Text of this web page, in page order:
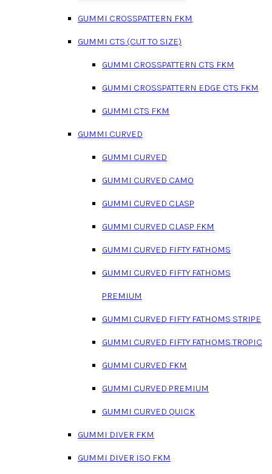
GUMMI CROSSPATTERN FKM
GUMMI CTS (CUT TO SIZE)
GUMMI CROSSPATTERN CTS FKM
GUMMI CROSSPATTERN EDGE CTS FKM
GUMMI CTS FKM
GUMMI CURVED
GUMMI CURVED
GUMMI CURVED CAMO
GUMMI CURVED CLASP
GUMMI CURVED CLASP FKM
GUMMI CURVED FIFTY FATHOMS
GUMMI CURVED FIFTY FATHOMS
PREMIUM
GUMMI CURVED FIFTY FATHOMS STRIPE
GUMMI CURVED FIFTY FATHOMS TROPIC
GUMMI CURVED FKM
GUMMI CURVED PREMIUM
GUMMI CURVED QUICK
GUMMI DIVER FKM
GUMMI DIVER ISO FKM